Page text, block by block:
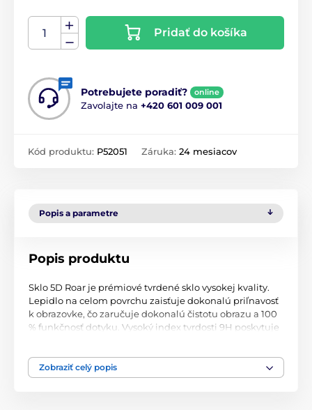
Pridať do košíka
Potrebujete poradiť? online
Zavolajte na +420 601 009 001
Kód produktu: P52051 Záruka: 24 mesiacov
Popis a parametre
Popis produktu
Sklo 5D Roar je prémiové tvrdené sklo vysokej kvality.
Lepidlo na celom povrchu zaisťuje dokonalú priľnavosť
k obrazovke, čo zaručuje dokonalú čistotu obrazu a 100
% funkčnosť dotyku. Vysoký index tvrdosti 9H poskytuje
Sklo najvyššej kvality zaručuje, že obraz si zachová svoje
Zobraziť celý popis